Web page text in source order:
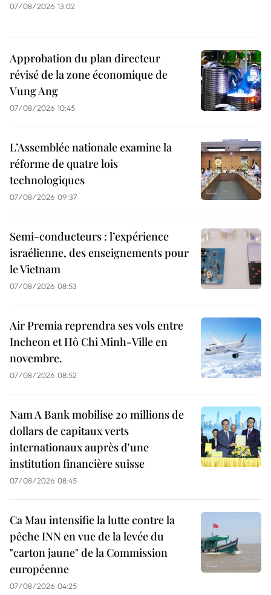
07/08/2026 13:02
Approbation du plan directeur
révisé de la zone économique de
Vung Ang
07/08/2026 10:45
L’Assemblée nationale examine la
réforme de quatre lois
technologiques
07/08/2026 09:37
Semi-conducteurs : l’expérience
israélienne, des enseignements pour
le Vietnam
07/08/2026 08:53
Air Premia reprendra ses vols entre
Incheon et Hô Chi Minh-Ville en
novembre.
07/08/2026 08:52
Nam A Bank mobilise 20 millions de
dollars de capitaux verts
internationaux auprès d'une
institution financière suisse
07/08/2026 08:45
Ca Mau intensifie la lutte contre la
pêche INN en vue de la levée du
"carton jaune" de la Commission
européenne
07/08/2026 04:25